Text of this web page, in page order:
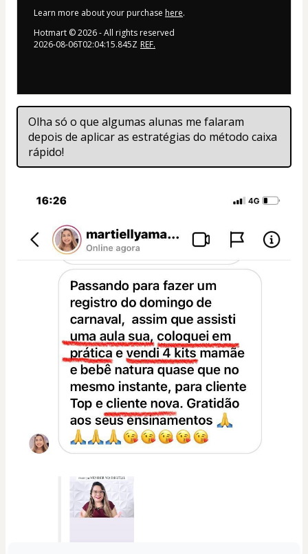
Learn more about your purchase here.
Hotmart ©2026- All rights reserved
2026-08-06T02:04:15.845Z REF.
Olha só o que algumas alunas me falaram
depois de aplicar as estratégias do método caixa
rápido!